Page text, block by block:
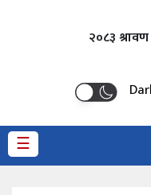
२०८३
☰
राजनीति